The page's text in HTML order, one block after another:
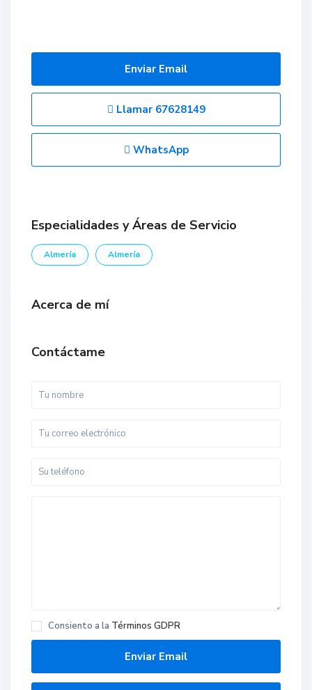
Enviar Email
Llamar 67628149
WhatsApp
Especialidades y Áreas de Servicio
Almería Almería
Acerca de mí
Contáctame
Consiento a la Términos GDPR